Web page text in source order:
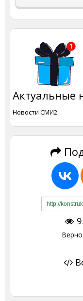
Актуальные
Новости СМИ2
Верно